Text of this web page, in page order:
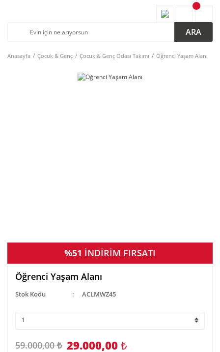
ARA
Anasayfa Çocuk & Genç Çocuk & Genç Odası Takımı Öğrenci Yaşam Alanı
%51 İNDİRİM FIRSATI
Öğrenci Yaşam Alanı
Stok Kodu ACLMWZ45
59.000,00 ₺ 29.000,00 ₺